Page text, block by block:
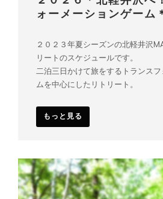
ォーメーションゲーム
２０２３年夏シーズンの北軽井沢
リートのスケジュールです。
二泊三日かけて旅をするトランス
ムを中心にしたリトリート。
もっと見る